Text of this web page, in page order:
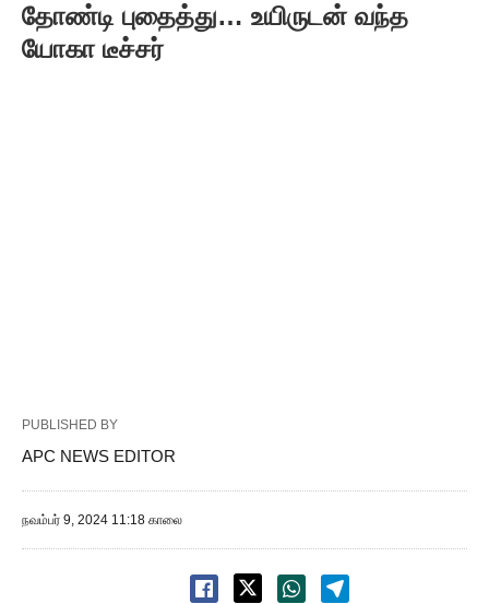
தோண்டி புதைத்து… உயிருடன் வந்த
யோகா டீச்சர்
PUBLISHED BY
APC NEWS EDITOR
நவம்பர் 9, 2024 11:18 காலை